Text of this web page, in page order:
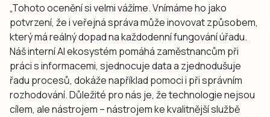
„Tohoto ocenění si velmi vážíme. Vnímáme ho jako
potvrzení, že i veřejná správa může inovovat způsobem,
který má reálný dopad na každodenní fungování úřadu.
Náš interní AI ekosystém pomáhá zaměstnancům při
práci s informacemi, sjednocuje data a zjednodušuje
řadu procesů, dokáže například pomoci i při správním
rozhodování. Důležité pro nás je, že technologie nejsou
cílem, ale nástrojem – nástrojem ke kvalitnější službě